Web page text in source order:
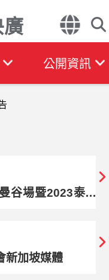
廣
公開資訊
谷場暨2023泰國
新加坡媒體